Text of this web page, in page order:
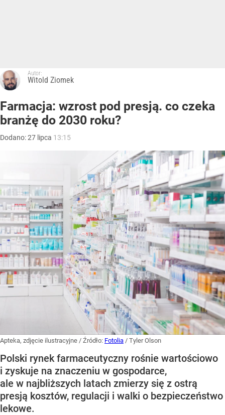
Autor:
Witold Ziomek
Farmacja: wzrost pod presją. co czeka
branżę do 2030 roku?
Dodano:27 lipca 13:15
Apteka, zdjęcie ilustracyjne / Źródło: Fotolia / Tyler Olson
Polski rynek farmaceutyczny rośnie wartościowo
i zyskuje na znaczeniu w gospodarce,
ale w najbliższych latach zmierzy się z ostrą
presją kosztów, regulacji i walki o bezpieczeństwo
lekowe.